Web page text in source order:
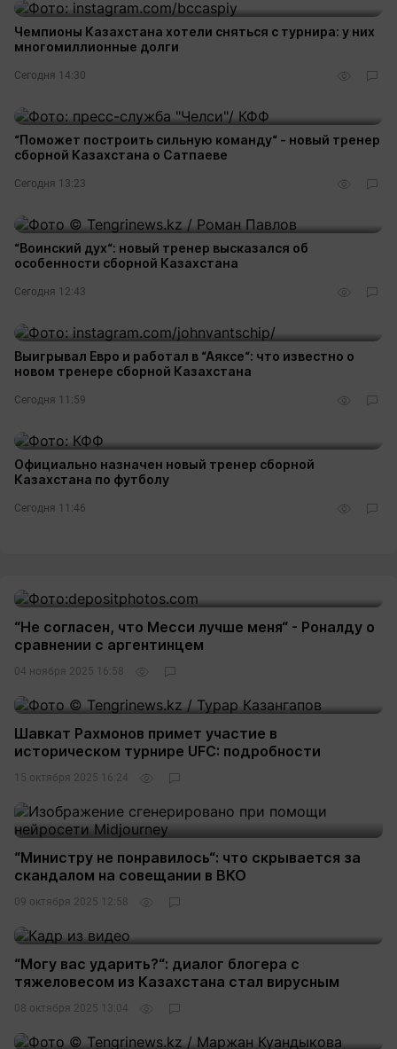
Чемпионы Казахстана хотели сняться с турнира: у них
многомиллионные долги
Сегодня 14:30
“Поможет построить сильную команду“ - новый тренер
сборной Казахстана о Сатпаеве
Сегодня 13:23
“Воинский дух“: новый тренер высказался об
особенности сборной Казахстана
Сегодня 12:43
Выигрывал Евро и работал в “Аяксе“: что известно о
новом тренере сборной Казахстана
Сегодня 11:59
Официально назначен новый тренер сборной
Казахстана по футболу
Сегодня 11:46
“Не согласен, что Месси лучше меня“ - Роналду о
сравнении с аргентинцем
04 ноября 2025 16:58
Шавкат Рахмонов примет участие в
историческом турнире UFC: подробности
15 октября 2025 16:24
“Министру не понравилось“: что скрывается за
скандалом на совещании в ВКО
09 октября 2025 12:58
“Могу вас ударить?“: диалог блогера с
тяжеловесом из Казахстана стал вирусным
08 октября 2025 13:04